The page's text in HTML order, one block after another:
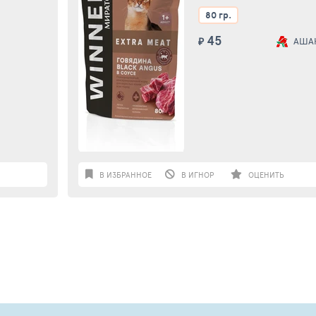
80
ANGUS В СОУСЕ, 80Г
Г
80 гр.
₽ 45
В ИЗБРАННОЕ В ИГНОР ОЦЕНИТЬ